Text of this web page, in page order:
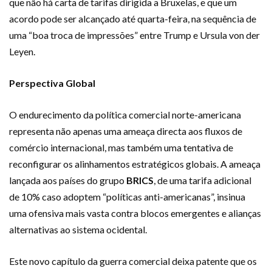
acordo pode ser alcançado até quarta-feira, na sequência de
uma “boa troca de impressões” entre Trump e Ursula von der
Leyen.
Perspectiva Global
O endurecimento da política comercial norte-americana
representa não apenas uma ameaça directa aos fluxos de
comércio internacional, mas também uma tentativa de
reconfigurar os alinhamentos estratégicos globais. A ameaça
lançada aos países do grupo BRICS, de uma tarifa adicional
de 10% caso adoptem “políticas anti-americanas”, insinua
uma ofensiva mais vasta contra blocos emergentes e alianças
alternativas ao sistema ocidental.
Este novo capítulo da guerra comercial deixa patente que os